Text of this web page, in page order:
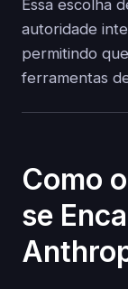
Essa escolha
autoridade
permitindo
ferramentas
Como
se